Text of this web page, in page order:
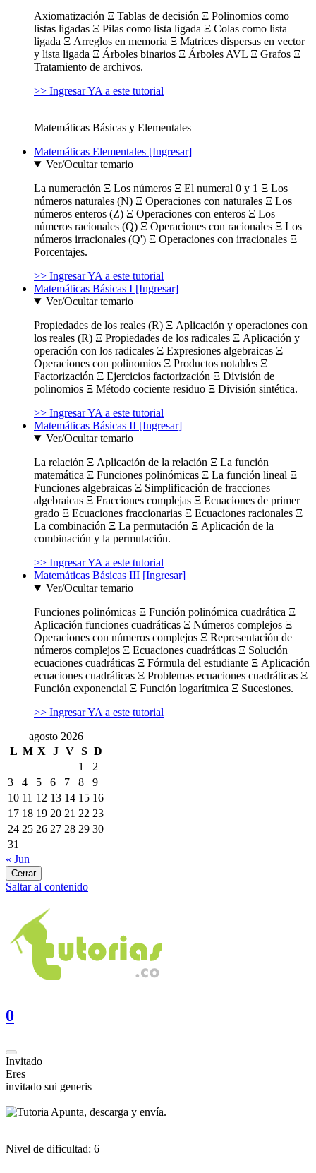
Axiomatización Ξ Tablas de decisión Ξ Polinomios como
listas ligadas Ξ Pilas como lista ligada Ξ Colas como lista
ligada Ξ Arreglos en memoria Ξ Matrices dispersas en vector
y lista ligada Ξ Árboles binarios Ξ Árboles AVL Ξ Grafos Ξ
Tratamiento de archivos.
>> Ingresar YA a este tutorial
Matemáticas Básicas y Elementales
Matemáticas Elementales [Ingresar]
Ver/Ocultar temario
La numeración Ξ Los números Ξ El numeral 0 y 1 Ξ Los
números naturales (N) Ξ Operaciones con naturales Ξ Los
números enteros (Z) Ξ Operaciones con enteros Ξ Los
números racionales (Q) Ξ Operaciones con racionales Ξ Los
números irracionales (Q') Ξ Operaciones con irracionales Ξ
Porcentajes.
>> Ingresar YA a este tutorial
Matemáticas Básicas I [Ingresar]
Ver/Ocultar temario
Propiedades de los reales (R) Ξ Aplicación y operaciones con
los reales (R) Ξ Propiedades de los radicales Ξ Aplicación y
operación con los radicales Ξ Expresiones algebraicas Ξ
Operaciones con polinomios Ξ Productos notables Ξ
Factorización Ξ Ejercicios factorización Ξ División de
polinomios Ξ Método cociente residuo Ξ División sintética.
>> Ingresar YA a este tutorial
Matemáticas Básicas II [Ingresar]
Ver/Ocultar temario
La relación Ξ Aplicación de la relación Ξ La función
matemática Ξ Funciones polinómicas Ξ La función lineal Ξ
Funciones algebraicas Ξ Simplificación de fracciones
algebraicas Ξ Fracciones complejas Ξ Ecuaciones de primer
grado Ξ Ecuaciones fraccionarias Ξ Ecuaciones racionales Ξ
La combinación Ξ La permutación Ξ Aplicación de la
combinación y la permutación.
>> Ingresar YA a este tutorial
Matemáticas Básicas III [Ingresar]
Ver/Ocultar temario
Funciones polinómicas Ξ Función polinómica cuadrática Ξ
Aplicación funciones cuadráticas Ξ Números complejos Ξ
Operaciones con números complejos Ξ Representación de
números complejos Ξ Ecuaciones cuadráticas Ξ Solución
ecuaciones cuadráticas Ξ Fórmula del estudiante Ξ Aplicación
ecuaciones cuadráticas Ξ Problemas ecuaciones cuadráticas Ξ
Función exponencial Ξ Función logarítmica Ξ Sucesiones.
>> Ingresar YA a este tutorial
agosto 2026
L M X J V S D
1
2
3
4 5 6 7 8
9
10 11 12 13 14 15 16
17 18 19 20 21 22 23
24 25 26 27 28 29 30
31
« Jun
Cerrar
Saltar al contenido
0
Invitado
Eres
invitado sui generis
Apunta, descarga y envía.
Nivel de dificultad: 6